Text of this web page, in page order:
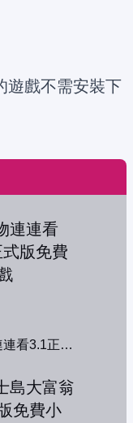
遊戲不需安裝下
寵物連連看3.1正式版